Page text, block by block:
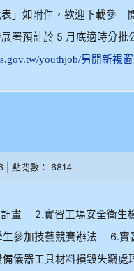
」如附件，歡迎下載參
署預計於 5 月底適時分批
youthjob/另開新視窗
| 點閱數： 6814
畫 2.實習工場安全衛
參加技藝競賽辦法 6.實
儀器工具材料損毀失竊處